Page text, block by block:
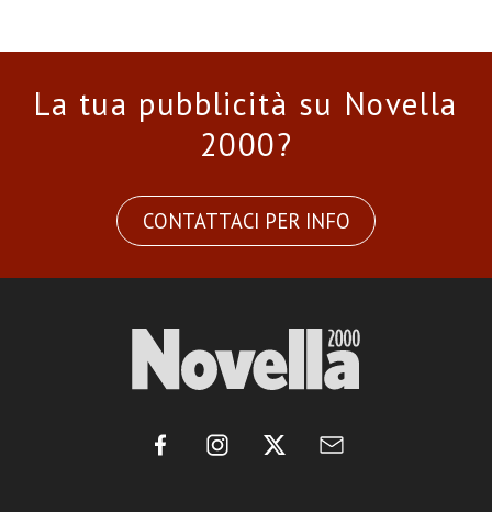
La tua pubblicità su Novella
2000?
CONTATTACI PER INFO